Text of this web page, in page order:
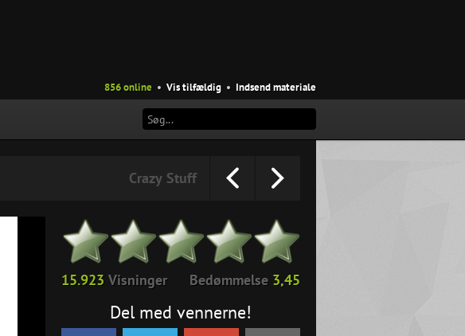
856 online • Vis tilfældig • Indsend materiale
Crazy Stuff
15.923 Visninger Bedømmelse 3,45
Del med vennerne!